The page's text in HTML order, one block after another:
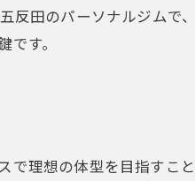
反田のパーソナルジムで
す。
で理想の体型を目指すこ